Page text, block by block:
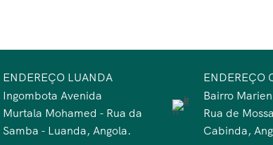
ENDEREÇO LUANDA
Ingombota Avenida
Murtala Mohamed - Rua da
Samba - Luanda, Angola.
ENDEREÇO
Bairro
Rua de
Cabinda,